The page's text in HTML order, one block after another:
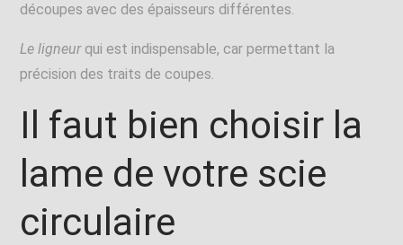
découpes avec des épaisseurs différentes.
Le ligneurqui est indispensable, car permettant la
précision des traits de coupes.
Il faut bien choisir la
lame de votre scie
circulaire